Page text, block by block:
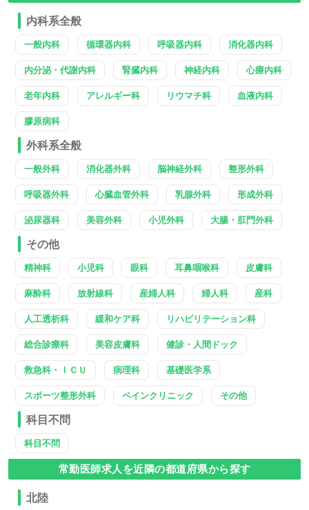
内科系全般
一般内科 循環器内科 呼吸器内科 消化器内科
内分泌・代謝内科 腎臓内科 神経内科 心療内科
老年内科 アレルギー科 リウマチ科 血液内科
膠原病科
外科系全般
一般外科 消化器外科 脳神経外科 整形外科
呼吸器外科 心臓血管外科 乳腺外科 形成外科
泌尿器科 美容外科 小児外科 大腸・肛門外科
その他
精神科 小児科 眼科 耳鼻咽喉科 皮膚科
麻酔科 放射線科 産婦人科 婦人科 産科
人工透析科 緩和ケア科 リハビリテーション科
総合診療科 美容皮膚科 健診・人間ドック
救急科・ＩＣＵ 病理科 基礎医学系
スポーツ整形外科 ペインクリニック その他
科目不問
科目不問
常勤医師求人を近隣の都道府県から探す
北陸